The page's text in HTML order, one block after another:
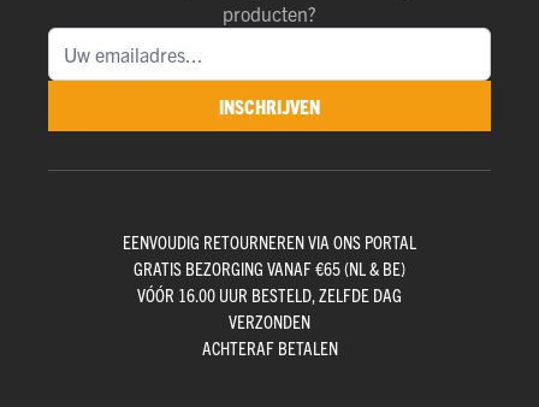
producten?
INSCHRIJVEN
EENVOUDIG RETOURNEREN VIA ONS PORTAL
GRATIS BEZORGING VANAF €65 (NL & BE)
VÓÓR 16.00 UUR BESTELD, ZELFDE DAG
VERZONDEN
ACHTERAF BETALEN